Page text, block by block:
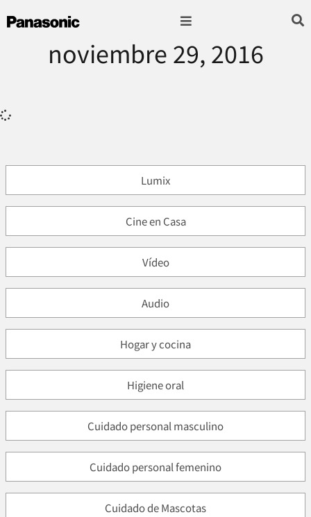
noviembre 29, 2016
Lumix
Cine en Casa
Vídeo
Audio
Hogar y cocina
Higiene oral
Cuidado personal masculino
Cuidado personal femenino
Cuidado de Mascotas